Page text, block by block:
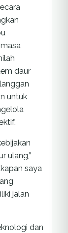
daur
untuk
ulang,”
saya
jalan
dan